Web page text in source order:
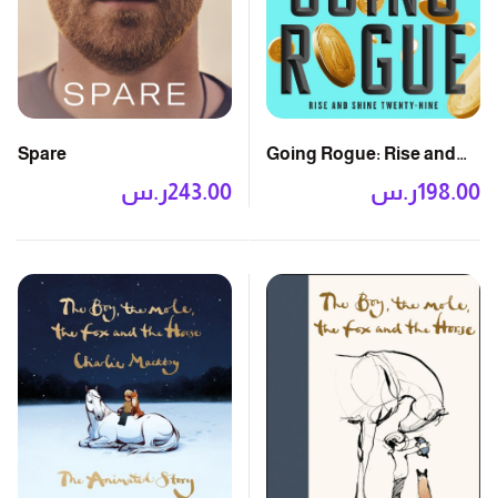
Going Rogue: Rise and
Shine Twenty-Nine
ر.س198.00
Spare
ر.س243.00